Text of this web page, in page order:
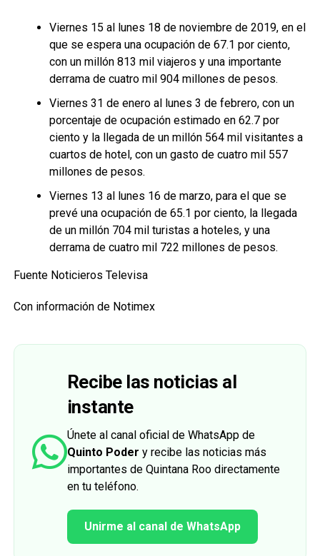
Viernes 15 al lunes 18 de noviembre de 2019, en el
que se espera una ocupación de 67.1 por ciento,
con un millón 813 mil viajeros y una importante
derrama de cuatro mil 904 millones de pesos.
Viernes 31 de enero al lunes 3 de febrero, con un
porcentaje de ocupación estimado en 62.7 por
ciento y la llegada de un millón 564 mil visitantes a
cuartos de hotel, con un gasto de cuatro mil 557
millones de pesos.
Viernes 13 al lunes 16 de marzo, para el que se
prevé una ocupación de 65.1 por ciento, la llegada
de un millón 704 mil turistas a hoteles, y una
derrama de cuatro mil 722 millones de pesos.
Fuente Noticieros Televisa
Con información de Notimex
Recibe las noticias al
instante
Únete al canal oficial de WhatsApp de
Quinto Poder y recibe las noticias más
importantes de Quintana Roo directamente
en tu teléfono.
Unirme al canal de WhatsApp